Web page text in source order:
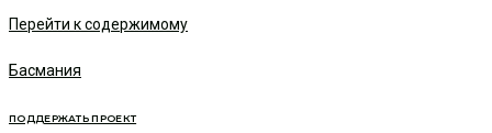
Перейти к содержимому
Басмания
ПОДДЕРЖАТЬ ПРОЕКТ